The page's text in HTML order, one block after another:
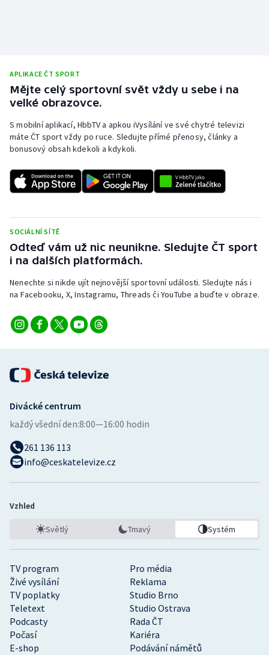
APLIKACE ČT SPORT
Mějte celý sportovní svět vždy u sebe i na
velké obrazovce.
S mobilní aplikací, HbbTV a apkou iVysílání ve své chytré televizi
máte ČT sport vždy po ruce. Sledujte přímé přenosy, články a
bonusový obsah kdekoli a kdykoli.
SOCIÁLNÍ SÍTĚ
Odteď vám už nic neunikne. Sledujte ČT sport
i na dalších platformách.
Nenechte si nikde ujít nejnovější sportovní události. Sledujte nás i
na Facebooku, X, Instagramu, Threads či YouTube a buďte v obraze.
TV program
Pro média
Živé vysílání
Reklama
TV poplatky
Studio Brno
Teletext
Studio Ostrava
Podcasty
Rada ČT
Počasí
Kariéra
E-shop
Podávání námětů
Divácké centrum
každý všední den:8:00—16:00 hodin
261 136 113
info@ceskatelevize.cz
Vzhled
Světlý Tmavý Systém